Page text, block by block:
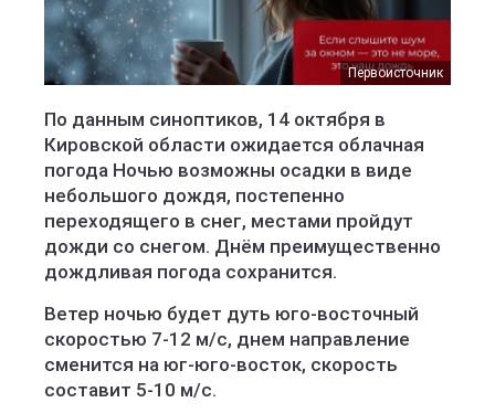
Первоисточник
По данным синоптиков, 14 октября в
Кировской области ожидается облачная
погода Ночью возможны осадки в виде
небольшого дождя, постепенно
переходящего в снег, местами пройдут
дожди со снегом. Днём преимущественно
дождливая погода сохранится.
Ветер ночью будет дуть юго-восточный
скоростью 7-12 м/c, днем направление
сменится на юг-юго-восток, скорость
составит 5-10 м/c.